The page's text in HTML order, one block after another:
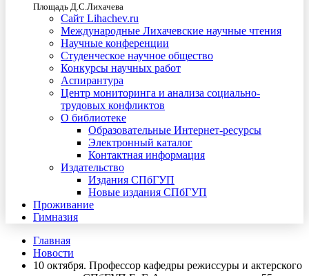
Площадь Д.С.Лихачева
Сайт Lihachev.ru
Международные Лихачевские научные чтения
Научные конференции
Студенческое научное общество
Конкурсы научных работ
Аспирантура
Центр мониторинга и анализа социально-
трудовых конфликтов
О библиотеке
Образовательные Интернет-ресурсы
Электронный каталог
Контактная информация
Издательство
Издания СПбГУП
Новые издания СПбГУП
Проживание
Гимназия
Главная
Новости
10 октября. Профессор кафедры режиссуры и актерского